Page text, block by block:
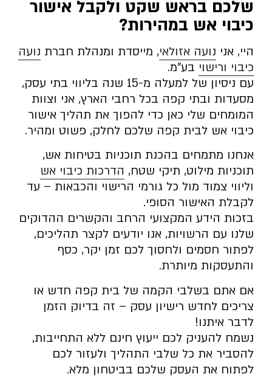
שלכם בראש שקט ולקבל אישור
כיבוי אש במהירות?
היי, אני נועה אזולאי, מייסדת ומנהלת חברת נועה
כיבוי ורישוי בע”מ.
עם ניסיון של למעלה מ-15 שנה בליווי בתי עסק,
מסעדות ובתי קפה בכל רחבי הארץ, אני וצוות
המומחים שלי כאן כדי להפוך את תהליך אישור
כיבוי אש לבית קפה שלכם לחלק, פשוט ומהיר.
אנחנו מתמחים בהכנת תוכניות בטיחות אש,
תוכניות מילוט, תיקי שטח, הדרכות כיבוי אש
וליווי צמוד מול כל גורמי הרישוי והכבאות – עד
לקבלת האישור הסופי.
בזכות הידע המקצועי הרחב והקשרים ההדוקים
שלנו עם הרשויות, אנו יודעים לקצר תהליכים,
לפתור חסמים ולחסוך לכם זמן יקר, כסף
והתעסקות מיותרת.
אם אתם בשלבי הקמה של בית קפה חדש או
צריכים לחדש רישיון עסק – זה בדיוק הזמן
לדבר איתנו!
נשמח להעניק לכם ייעוץ חינם ללא התחייבות,
להסביר את כל שלבי התהליך ולעזור לכם
לפתוח את העסק שלכם בביטחון מלא.